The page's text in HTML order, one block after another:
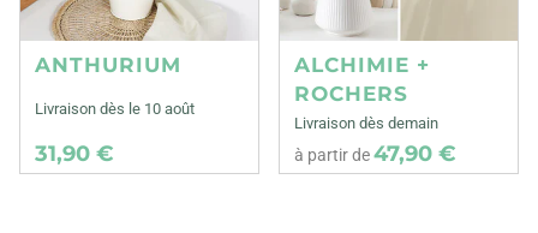
ANTHURIUM
Livraison dès le 10 août
31,90 €
ALCHIMIE +
ROCHERS
Livraison dès demain
à partir de47,90 €